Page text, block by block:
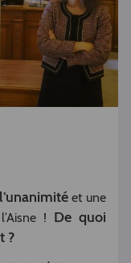
et une
! De quoi
?